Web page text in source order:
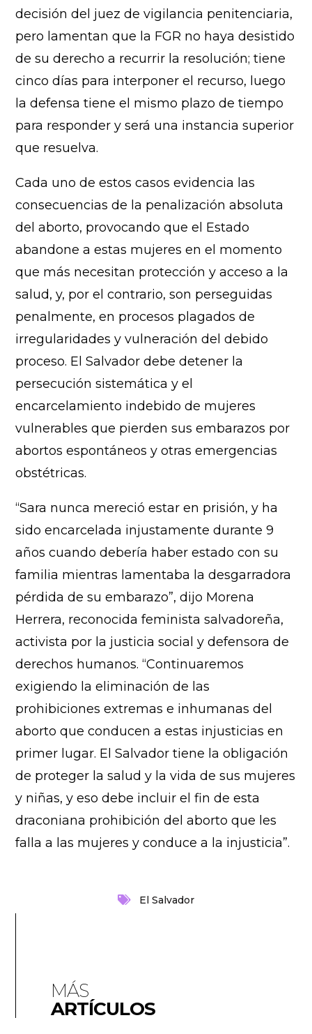
decisión del juez de vigilancia penitenciaria,
pero lamentan que la FGR no haya desistido
de su derecho a recurrir la resolución; tiene
cinco días para interponer el recurso, luego
la defensa tiene el mismo plazo de tiempo
para responder y será una instancia superior
que resuelva.
Cada uno de estos casos evidencia las
consecuencias de la penalización absoluta
del aborto, provocando que el Estado
abandone a estas mujeres en el momento
que más necesitan protección y acceso a la
salud, y, por el contrario, son perseguidas
penalmente, en procesos plagados de
irregularidades y vulneración del debido
proceso. El Salvador debe detener la
persecución sistemática y el
encarcelamiento indebido de mujeres
vulnerables que pierden sus embarazos por
abortos espontáneos y otras emergencias
obstétricas.
“Sara nunca mereció estar en prisión, y ha
sido encarcelada injustamente durante 9
años cuando debería haber estado con su
familia mientras lamentaba la desgarradora
pérdida de su embarazo”, dijo Morena
Herrera, reconocida feminista salvadoreña,
activista por la justicia social y defensora de
derechos humanos. “Continuaremos
exigiendo la eliminación de las
prohibiciones extremas e inhumanas del
aborto que conducen a estas injusticias en
primer lugar. El Salvador tiene la obligación
de proteger la salud y la vida de sus mujeres
y niñas, y eso debe incluir el fin de esta
draconiana prohibición del aborto que les
falla a las mujeres y conduce a la injusticia”.
El Salvador
MÁS
ARTÍCULOS